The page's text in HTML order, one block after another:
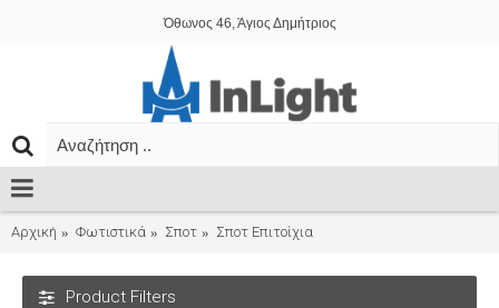
Όθωνος 46, Άγιος Δημήτριος
Αρχική Φωτιστικά Σποτ Σποτ Επιτοίχια
Product Filters